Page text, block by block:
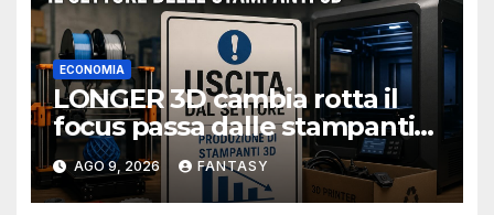
ECONOMIA
LONGER 3D cambia rotta il
focus passa dalle stampanti
3D alla stampa UV?
AGO 9, 2026 FANTASY